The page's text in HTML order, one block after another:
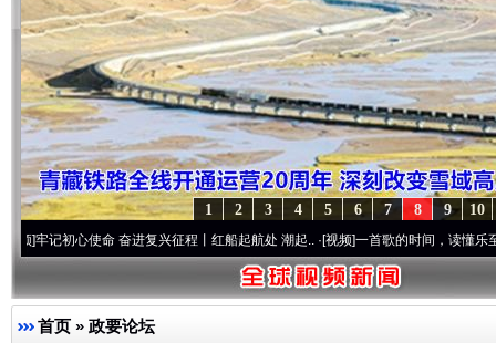
10
9
8
7
6
5
4
3
2
1
进复兴征程丨红船起航处 潮起.. ·[视频]一首歌的时间，读懂乐至的“诗与远方”·[视
首页 » 政要论坛